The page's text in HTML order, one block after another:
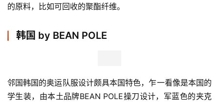
的原料，比如可回收的聚酯纤维。
韩国 by BEAN POLE
邻国韩国的奥运队服设计颇具本国特色，乍一看像是本国的
学生装，由本土品牌BEAN POLE操刀设计，军蓝色的夹克